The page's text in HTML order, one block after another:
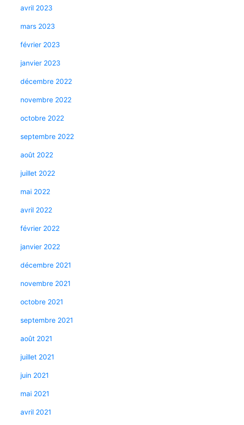
avril 2023
mars 2023
février 2023
janvier 2023
décembre 2022
novembre 2022
octobre 2022
septembre 2022
août 2022
juillet 2022
mai 2022
avril 2022
février 2022
janvier 2022
décembre 2021
novembre 2021
octobre 2021
septembre 2021
août 2021
juillet 2021
juin 2021
mai 2021
avril 2021